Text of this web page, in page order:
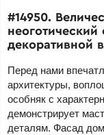
#14950.
декоративной
Перед нами
архитектуры,
особняк с
демонстрирует
деталям. Фасад